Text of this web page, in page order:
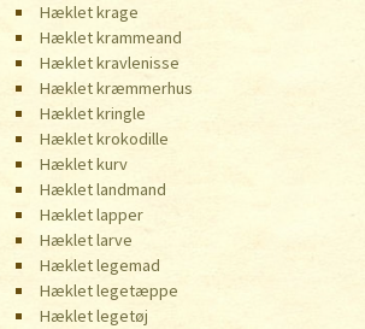
Hæklet krage
Hæklet krammeand
Hæklet kravlenisse
Hæklet kræmmerhus
Hæklet kringle
Hæklet krokodille
Hæklet kurv
Hæklet landmand
Hæklet lapper
Hæklet larve
Hæklet legemad
Hæklet legetæppe
Hæklet legetøj